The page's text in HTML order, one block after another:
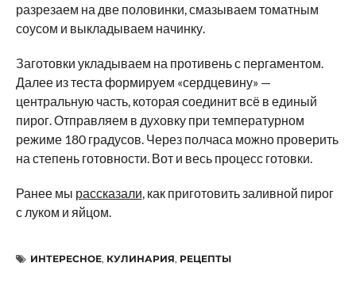
разрезаем на две половинки, смазываем томатным
соусом и выкладываем начинку.
Заготовки укладываем на противень с пергаментом.
Далее из теста формируем «сердцевину» —
центральную часть, которая соединит всё в единый
пирог. Отправляем в духовку при температурном
режиме 180 градусов. Через полчаса можно проверить
на степень готовности. Вот и весь процесс готовки.
Ранее мы рассказали, как приготовить заливной пирог
с луком и яйцом.
ИНТЕРЕСНОЕ, КУЛИНАРИЯ, РЕЦЕПТЫ